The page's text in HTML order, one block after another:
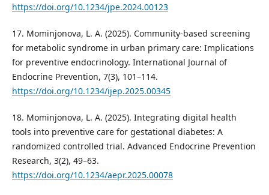
https://doi.org/10.1234/jpe.2024.00123
17. Mominjonova, L. A. (2025). Community-based screening
for metabolic syndrome in urban primary care: Implications
for preventive endocrinology. International Journal of
Endocrine Prevention, 7(3), 101–114.
https://doi.org/10.1234/ijep.2025.00345
18. Mominjonova, L. A. (2025). Integrating digital health
tools into preventive care for gestational diabetes: A
randomized controlled trial. Advanced Endocrine Prevention
Research, 3(2), 49–63.
https://doi.org/10.1234/aepr.2025.00078